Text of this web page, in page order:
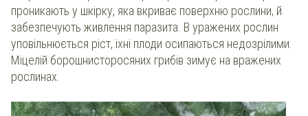
проникають у шкірку, яка вкриває поверхню рослини, й
забезпечують живлення паразита. В уражених рослин
уповільнюється ріст, їхні плоди осипаються недозрілими.
Міцелій борошнисторосяних грибів зимує на вражених
рослинах.